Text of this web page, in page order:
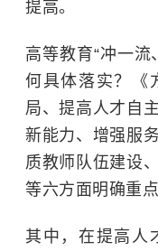
提高。
高等教育“冲一流
何具体落实？《
局、提高人才自
新能力、增强服
质教师队伍建设
等六方面明确重点
其中，在提高人